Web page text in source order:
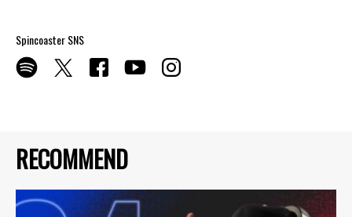
RECOMMEND
Spincoaster SNS